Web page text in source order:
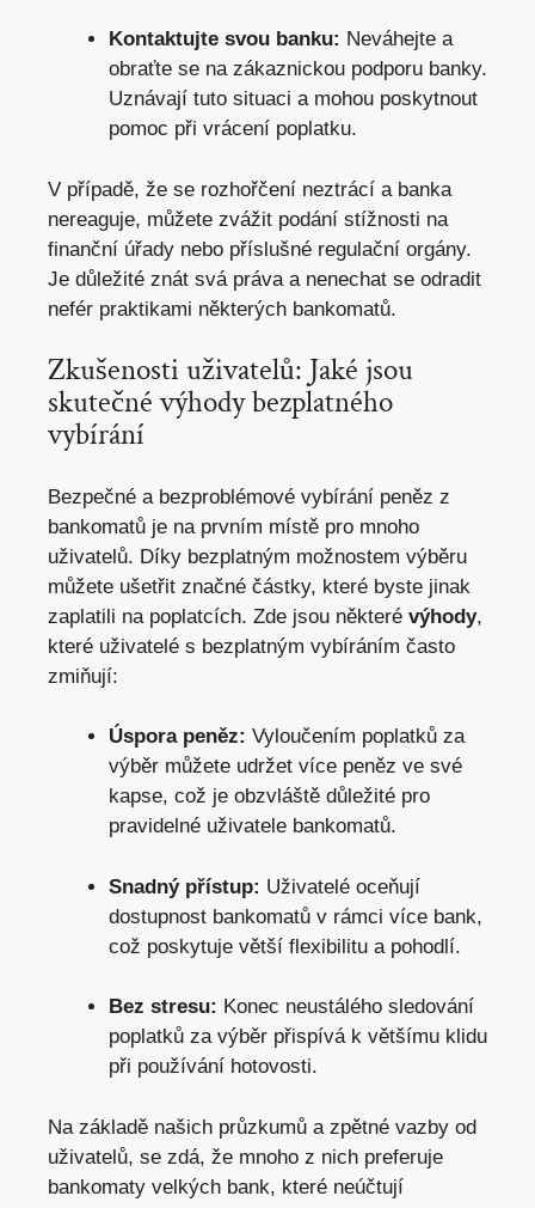
Kontaktujte svou banku: Neváhejte a
obraťte se na zákaznickou podporu banky.
Uznávají tuto situaci a mohou poskytnout
pomoc při vrácení poplatku.
V případě, že se rozhořčení neztrácí a banka
nereaguje, můžete zvážit podání stížnosti na
finanční úřady nebo příslušné regulační orgány.
Je důležité znát svá práva a nenechat se odradit
nefér praktikami některých bankomatů.
Zkušenosti uživatelů: Jaké jsou
skutečné výhody bezplatného
vybírání
Bezpečné a bezproblémové vybírání peněz z
bankomatů je na prvním místě pro mnoho
uživatelů. Díky bezplatným možnostem výběru
můžete ušetřit značné částky, které byste jinak
zaplatili na poplatcích. Zde jsou některé výhody,
které uživatelé s bezplatným vybíráním často
zmiňují:
Úspora peněz: Vyloučením poplatků za
výběr můžete udržet více peněz ve své
kapse, což je obzvláště důležité pro
pravidelné uživatele bankomatů.
Snadný přístup: Uživatelé oceňují
dostupnost bankomatů v rámci více bank,
což poskytuje větší flexibilitu a pohodlí.
Bez stresu: Konec neustálého sledování
poplatků za výběr přispívá k většímu klidu
při používání hotovosti.
Na základě našich průzkumů a zpětné vazby od
uživatelů, se zdá, že mnoho z nich preferuje
bankomaty velkých bank, které neúčtují